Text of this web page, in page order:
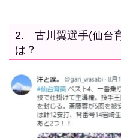
2. 古川翼選手(仙台
は？